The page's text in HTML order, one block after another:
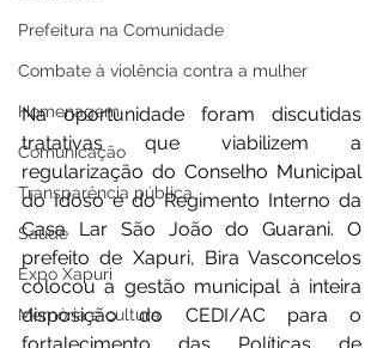
Prefeitura na Comunidade
Combate à violência contra a mulher
Homenagem
Comunicação
Transparência pública
Saúde
Expo Xapuri
Memória e cultura
Na oportunidade foram discutidas
tratativas que viabilizem a
regularização do Conselho Municipal
do Idoso e do Regimento Interno da
Casa Lar São João do Guarani. O
prefeito de Xapuri, Bira Vasconcelos
colocou a gestão municipal à inteira
disposição do CEDI/AC para o